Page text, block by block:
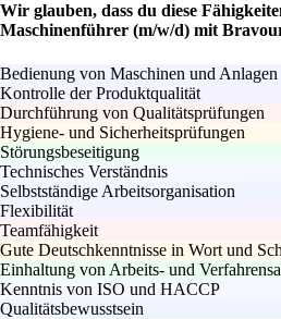
Wir glauben, dass du diese
Maschinenführer (m/w/d) mit
Bedienung von Maschinen und Anlagen
Kontrolle der Produktqualität
Durchführung von Qualitätsprüfungen
Hygiene- und Sicherheitsprüfungen
Störungsbeseitigung
Technisches Verständnis
Selbstständige Arbeitsorganisation
Flexibilität
Teamfähigkeit
Gute Deutschkenntnisse in Wort und
Einhaltung von Arbeits- und
Kenntnis von ISO und HACCP
Qualitätsbewusstsein